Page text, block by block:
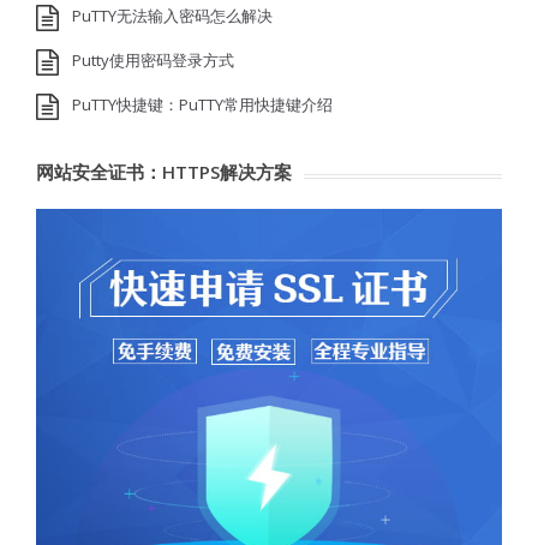
PuTTY无法输入密码怎么解决
Putty使用密码登录方式
PuTTY快捷键：PuTTY常用快捷键介绍
网站安全证书：HTTPS解决方案